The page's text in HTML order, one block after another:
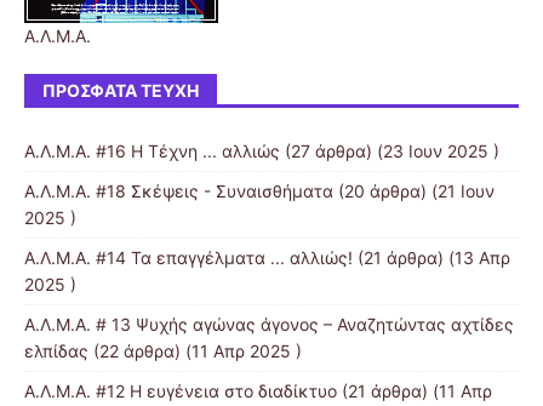
Α.Λ.Μ.Α.
ΠΡΌΣΦΑΤΑ ΤΕΎΧΗ
Α.Λ.Μ.Α. #16 Η Τέχνη ... αλλιώς (27 άρθρα) (23 Ιουν 2025 )
Α.Λ.Μ.Α. #18 Σκέψεις - Συναισθήματα (20 άρθρα) (21 Ιουν
2025 )
Α.Λ.Μ.Α. #14 Τα επαγγέλματα ... αλλιώς! (21 άρθρα) (13 Απρ
2025 )
Α.Λ.Μ.Α. # 13 Ψυχής αγώνας άγονος – Αναζητώντας αχτίδες
ελπίδας (22 άρθρα) (11 Απρ 2025 )
Α.Λ.Μ.Α. #12 Η ευγένεια στο διαδίκτυο (21 άρθρα) (11 Απρ